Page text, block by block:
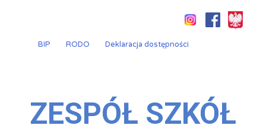
BIP
RODO Deklaracja dostępności
ZESPÓŁ SZKÓŁ